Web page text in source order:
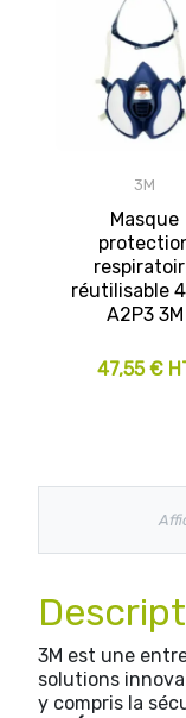
3M
Masque
réutilisable
A2P3 3M
47,55 €
3M est une
solutions
y compris la